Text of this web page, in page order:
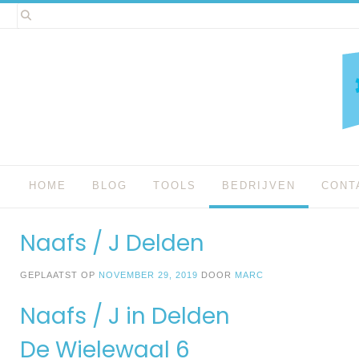
Spring
naar
HOME BLOG TOOLS BEDRIJVEN
Naafs / J Delden
GEPLAATST OP NOVEMBER 29, 2019 DOOR MARC
Naafs / J in Delden
De Wielewaal 6